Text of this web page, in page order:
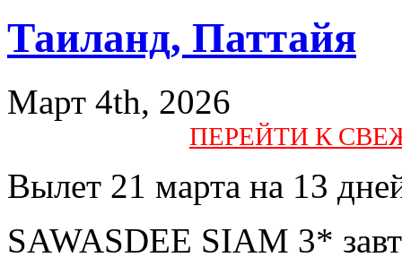
Таиланд, Паттайя
Март 4th, 2026
ПЕРЕЙТИ К
Вылет 21 марта на 13
SAWASDEE SIAM 3*